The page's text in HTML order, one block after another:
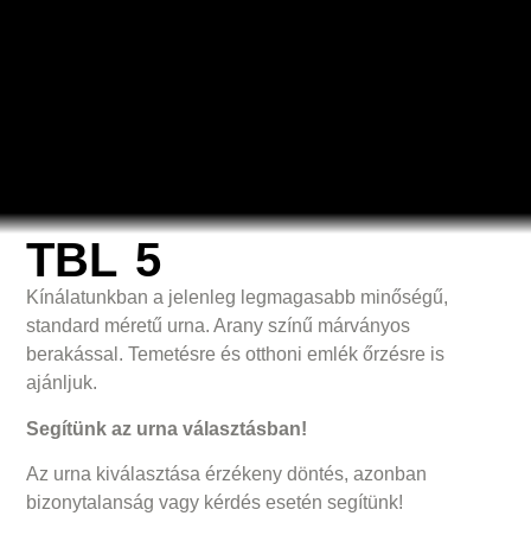
TBL 5
Kínálatunkban a jelenleg legmagasabb minőségű,
standard méretű urna. Arany színű márványos
berakással. Temetésre és otthoni emlék őrzésre is
ajánljuk.
Segítünk az urna választásban!
Az urna kiválasztása érzékeny döntés, azonban
bizonytalanság vagy kérdés esetén segítünk!